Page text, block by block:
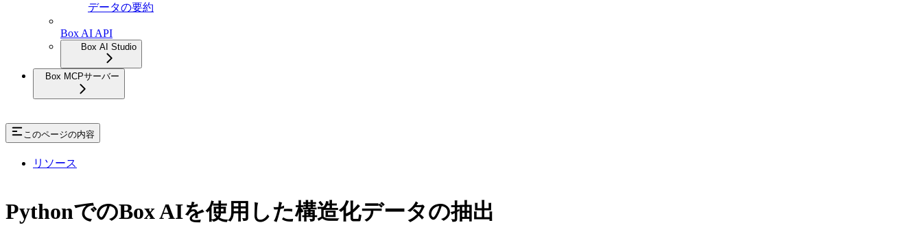
データの要約
Box AI API
Box AI Studio
Box MCPサーバー
このページの内容
リソース
PythonでのBox AIを使用した構造化データの抽出